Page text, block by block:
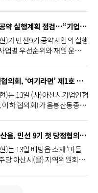
완료될 때까지 상시 운영되
개발, 교통, 정주여건, 홍보
참여하는 범부서 대응체계
난 2일 발표된 삼성의 113조
의 문턱을 낮추고, 투자의 효
으로 확산시키는 데 초점을
해 ▲공장 설립 등 인허가 행
Stop) 처리 ▲인프라 구축
존 개발사업 및 협력사 등 추
지역 우수 인력 확보, 교통망
·체육·주거 등 최고 수준의
심 기능을 수행한다. 또한 부
고 복합 민원과 각종 인허가
해취약지역 368개소와 배수
시설 등 주요 시설물에 대한
.이날 오전 긴급 재난대책 회
시장은 현장 중심의 철저한
지를 최우선 과제로 강조했
호우는 시간당 40~50mm에
지 쏟아지는 극한호우 양상
설계 기준으로는 감당하기
기후 변화 속에서 가장 중요한
피해도 발생하지 않도록 하
.이어 “경찰과 소방 등 관계
하게 통제하고, 시민 불편을
우회도로 안내 등 상황 전파
야 한다”고 주문했다.또한 지
주민의 선제적 대피와 빈틈
며 “아산의 발전이 충남을 넘
로 연결될 수 있도록 편안하
으로 협력해 나가자”고 말했
마련된 것은 그만큼 지역 현
겠다는 의지가 반영된 것으로
의원에게 감사의 뜻을 전하
구축의 필요성을 강조했다.
2동 노후주거지 정비사업과
업 등 국토교통부 소관의 사
하며 “국토위 여당 간사인 복
의 협력이 있었기에 가능했
“새 정부가 추진하는 지역균
제 정책 등 국정과제에 아산
할 수 있도록 당정이 긴밀히
배우는 뜻깊은 시간이 됐
역사회와 함께 성장하는 학교
을 이어가겠다”고 말했다.
모회는 “작은 나눔이지만 아
이웃을 돌아보고 나누는 기
다”고 말했다.오세현 아산시
모님들의 따뜻한 마음이 모
망을 전해주셨다”며 “미래의
모습이 우리 사회를 더욱 따
력이라고 생각한다”고 말했
교 학생과 학부모회는 희망
금 300만 원, 희망2026 나눔
원을 기탁하는 등 지속적인 나
지역사회 나눔문화 확산에 앞
을 공유하는 한편, 행정·교육
유기적인 협력 기반을 구축
.기관별 면담에서는 노인복지
운영 등 주요 현안이 폭넓게
경찰서에서는 아산시와 아산
여하는 업무협약을 체결해 지
문화행사 안전관리를 위한
고히 했다.시는 앞으로도 주
한 협력 관계를 유지하며 시
성과를 만들어 갈 계획이다.
성화를 함께 이끌어 나가겠다
권 첨단산업 발전비전 국민
삼성의 대규모 투자계획이 실
경제 활성화로 이어질 수 있
나선다고 밝혔다.이번 발표
투자 규모는 삼성디스플레
고대역폭 메모리(HBM) 후
한 전환점이 될 것으로 기대
이 분야에서, 삼성디스플레
을 중심으로 기존 생산시설을
디스플레이 생산기반을 확대
자 분야는 폴더블 디스플레
기기용 초고해상도 마이크로
설이다.특히 아산 1단지는 기
아산시, 민선9기 공약 실행계획 점검…“기업투자·시민체감 성과 함께 높인다”
)가 민선9기 공약사업의 실행
업별 우선순위와 재원 운용
사업별 우선순위, 재원 운용
번 보고회는 민선9기 시정 비
50만 자족도시’ 실현을 위한
안을 점검하는 자리였다.오세
아산시 전체 국·소장 등이 참
3회차에 걸쳐 8개 분야 142
여자치위원회 분과별 전문가
공유하고, 제시된 의견을
획을 마련했다.8개 분야별 공
(사)아산시기업인협의회, ‘여기라면’ 제1호 후원으로 따뜻한 나눔 실천
)는 13일 (사)아산시기업인협
하 협의회)가 음봉산동종합
여기라면’은 경제적 어려움
기 상황으로 끼니 해결에 어
자유롭게 이용할 수 있도
눔 공간이다.이 공간은 월요
오후 2시부터 7시까지 운영
아산시-민주당 아산을, 민선 9기 첫 당정협의회…‘50만 자족도시’ 실현 맞손
)는 13일 배방읍 소재 ‘마들
당 아산시(을) 지역위원회와
현 아산시장과 시 간부 공무